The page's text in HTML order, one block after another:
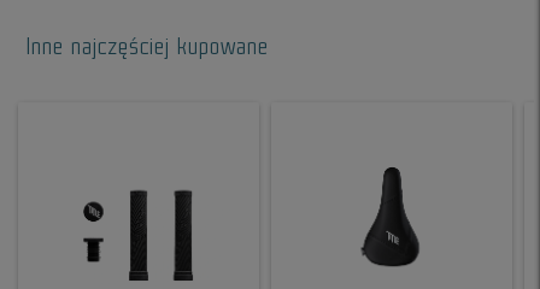
Inne najczęściej kupowane